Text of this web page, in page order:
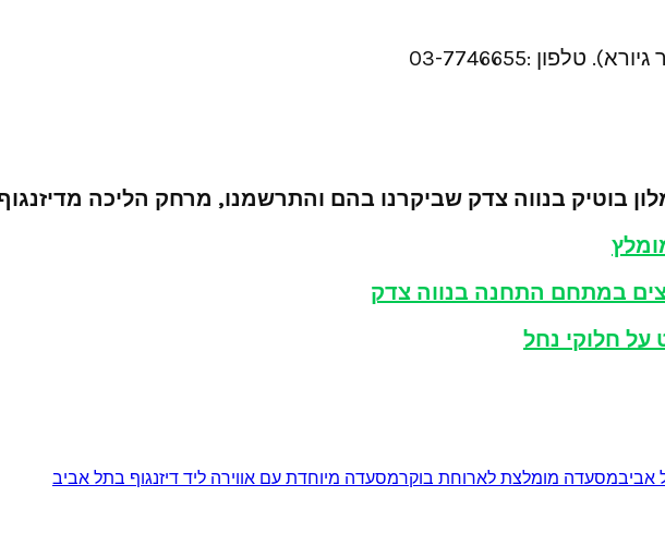
בוטיק בנווה צדק שביקרנו בהם והתרשמנו, מרחק הליכה
במתחם התחנה בנווה צדק
על חלוקי נחל
אביבמסעדה מומלצת לארוחת בוקרמסעדה מיוחדת עם אווירה ליד דיזנגוף בתל אביב